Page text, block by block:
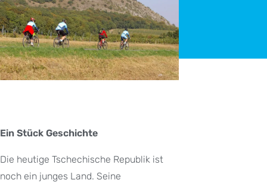
Ein Stück Geschichte
Die heutige Tschechische Republik ist
noch ein junges Land. Seine